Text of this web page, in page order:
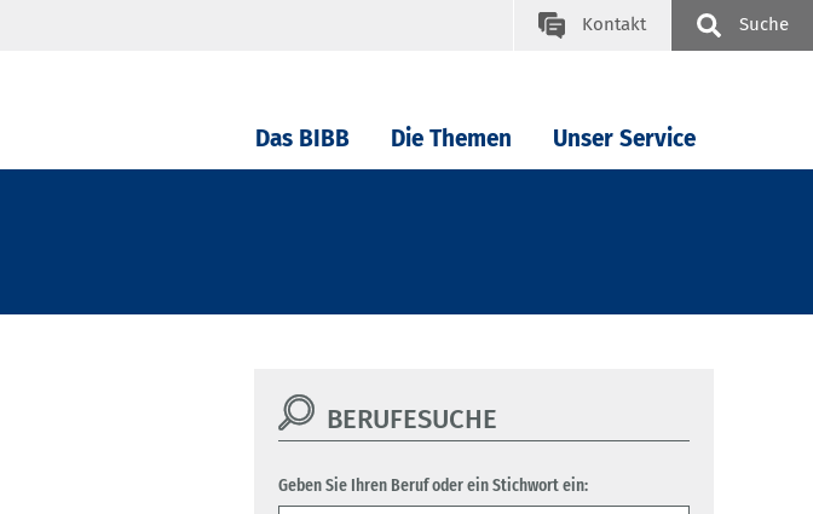
Kontakt Suche
Das BIBB Die Themen Unser Service
BERUFESUCHE
Geben Sie Ihren Beruf oder ein Stichwort ein: